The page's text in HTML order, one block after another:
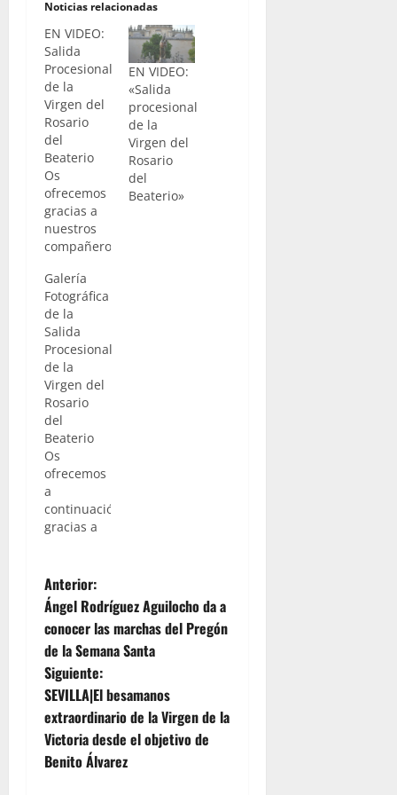
Noticias relacionadas
EN VIDEO:
Salida
Procesional
de la
Virgen del
Rosario
del
Beaterio
Os
ofrecemos
gracias a
nuestros
compañeros
Videos
Cofrades”,
un
reportaje
sobre los
mejores
momentos
de la
salida
procesional
de la
Virgen del
Rosario
del
Beaterio,
calles el
pasado
sábado 3
de
Octubre.
EN VIDEO:
«Salida
procesional
de la
Virgen del
Rosario
del
Beaterio»
Galería
Fotográfica
de la
Salida
Procesional
de la
Virgen del
Rosario
del
Beaterio
Os
ofrecemos
a
continuación,
gracias a
Lucas
Álvarez de
“La Pasión
Digital”,
una
galería con
fotos de lo
que fue en
la jornada
del pasado
sábado la
N
a
v
e
g
a
Anterior:
Ángel Rodríguez Aguilocho da a
conocer las marchas del Pregón
de la Semana Santa
Siguiente:
SEVILLA|El besamanos
extraordinario de la Virgen de la
Victoria desde el objetivo de
Benito Álvarez